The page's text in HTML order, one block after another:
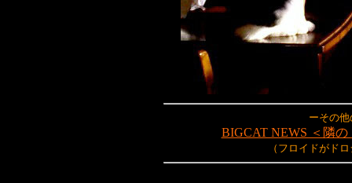
ーその
BIGCAT NEWS ＜隣
（フロイドがド